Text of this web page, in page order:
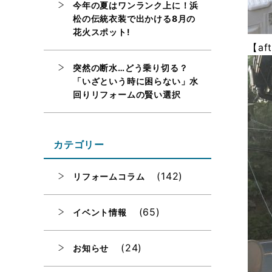
【
今年の夏はワンランク上に！浜
松の伝統衣装で出かける8月の
花火スポット!
突然の断水…どう乗り切る？
「いざという時に困らない」水
回りリフォームの賢い選択
カテゴリー
リフォームコラム (142)
イベント情報 (65)
お知らせ (24)